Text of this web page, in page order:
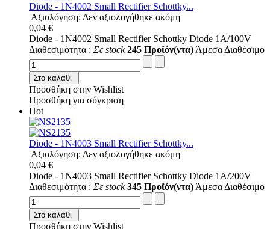
Diode - 1N4002 Small Rectifier Schottky...
Αξιολόγηση: Δεν αξιολογήθηκε ακόμη
0,04 €
Diode - 1N4002 Small Rectifier Schottky Diode 1A/100V
Διαθεσιμότητα : Σε stock 245 Προϊόν(ντα) Άμεσα Διαθέσιμο
Στο καλάθι
Προσθήκη στην Wishlist
Προσθήκη για σύγκριση
Hot
Diode - 1N4003 Small Rectifier Schottky...
Αξιολόγηση: Δεν αξιολογήθηκε ακόμη
0,04 €
Diode - 1N4003 Small Rectifier Schottky Diode 1A/200V
Διαθεσιμότητα : Σε stock 345 Προϊόν(ντα) Άμεσα Διαθέσιμο
Στο καλάθι
Προσθήκη στην Wishlist